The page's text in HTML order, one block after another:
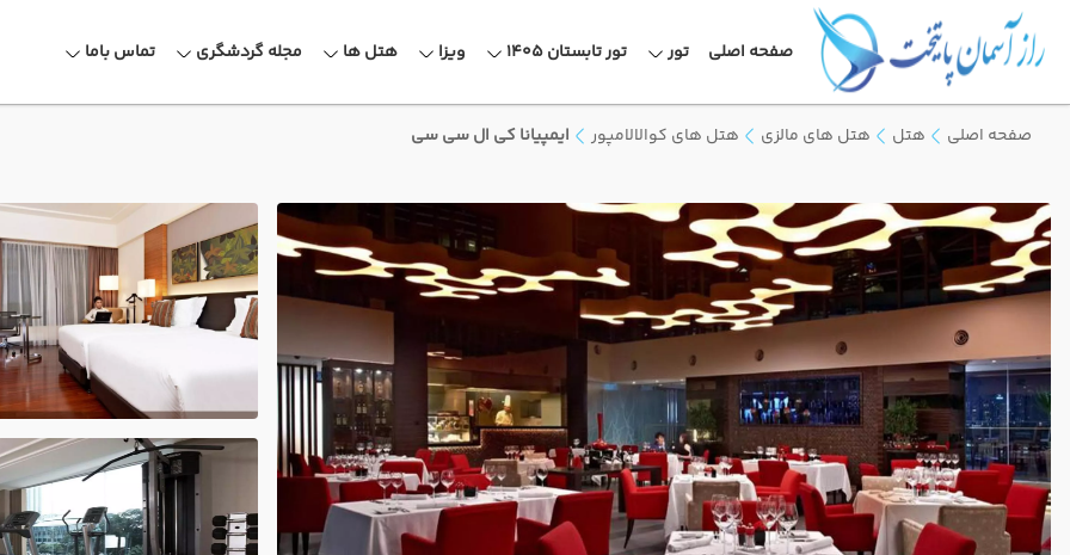
صفحه اصلی تور تور تابستان 1405 ویزا هتل ها مجله گردشگری تماس باما
صفحه اصلی هتل هتل های مالزی هتل های کوالالامپور ایمپیانا کی ال سی سی